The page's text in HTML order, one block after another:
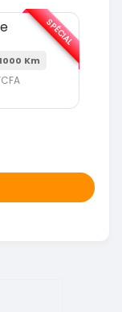
Km
SPÉCIAL